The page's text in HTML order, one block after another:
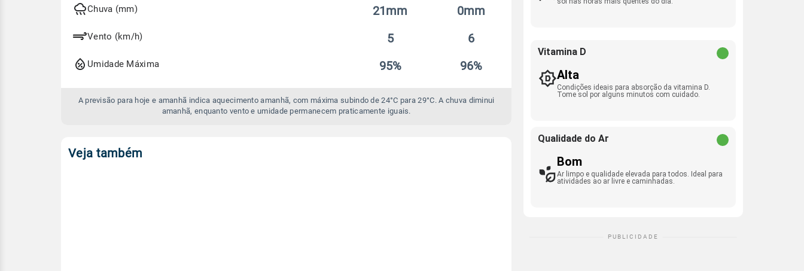
amanhã
Chuva (mm) 21mm 0mm
Vento (km/h) 5 6
Umidade Máxima 95% 96%
A previsão para hoje e amanhã indica aquecimento amanhã, com máxima subindo de 24°C para 29°C. A chuva diminui
amanhã, enquanto vento e umidade permanecem praticamente iguais.
Veja também
Vitamina D
Alta
Condições ideais para absorção da vitamina D.
Tome sol por alguns minutos com cuidado.
Qualidade do Ar
Bom
Ar limpo e qualidade elevada para todos. Ideal para
atividades ao ar livre e caminhadas.